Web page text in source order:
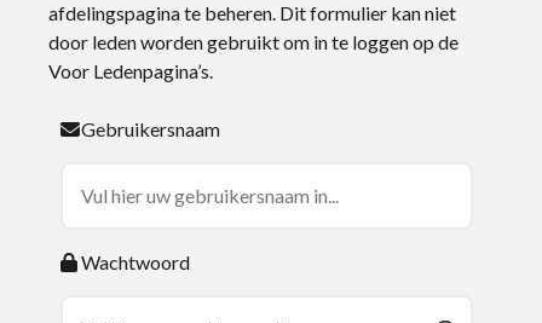
afdelingspagina te beheren. Dit formulier kan niet
door leden worden gebruikt om in te loggen op de
Voor Ledenpagina’s.
Gebruikersnaam
Wachtwoord